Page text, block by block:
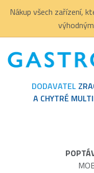
Nákup všech zařízení,
DODAVATEL
A CHYTRÉ